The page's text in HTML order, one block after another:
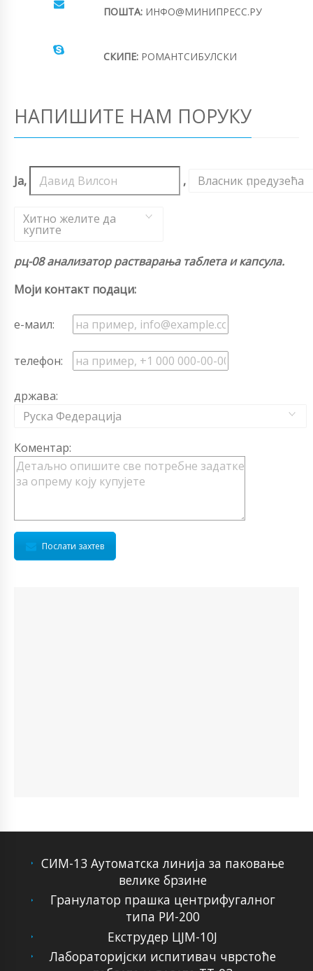
ПОШТА: ИНФО@МИНИПРЕСС.РУ
СКИПЕ: РОМАНТСИБУЛСКИ
НАПИШИТЕ НАМ ПОРУКУ
Ја, , Власник предузећа
,
Хитно желите да
купите
рц-08 анализатор растварања таблета и капсула.
Моји контакт подаци:
е-маил:
телефон:
држава:
Руска Федерација
Коментар:
Послати захтев
СИМ-13 Аутоматска линија за паковање
велике брзине
Гранулатор прашка центрифугалног
типа РИ-200
Екструдер ЦЈМ-10Ј
Лабораторијски испитивач чврстоће